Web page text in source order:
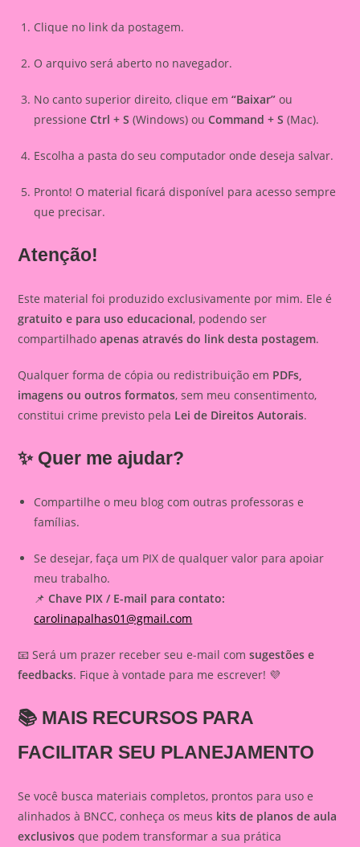
Clique no link da postagem.
O arquivo será aberto no navegador.
No canto superior direito, clique em“Baixar” ou
pressioneCtrl + S (Windows) ouCommand + S (Mac).
Escolha a pasta do seu computador onde deseja salvar.
Pronto! O material ficará disponível para acesso sempre
que precisar.
Atenção!
Este material foi produzido exclusivamente por mim. Ele é
gratuito e para uso educacional, podendo ser
compartilhadoapenas através do link desta postagem.
Qualquer forma de cópia ou redistribuição em PDFs,
imagens ou outros formatos, sem meu consentimento,
constitui crime previsto pela Lei de Direitos Autorais.
✨ Quer me ajudar?
Compartilhe o meu blog com outras professoras e
famílias.
Se desejar, faça um PIX de qualquer valor para apoiar
meu trabalho.
📌Chave PIX / E-mail para contato:
carolinapalhas01@gmail.com
📧 Será um prazer receber seu e-mail comsugestões e
feedbacks. Fique à vontade para me escrever! 💜
📚 MAIS RECURSOS PARA
FACILITAR SEU PLANEJAMENTO
Se você busca materiais completos, prontos para uso e
alinhados à BNCC, conheça os meus kits de planos de aula
exclusivos que podem transformar a sua prática